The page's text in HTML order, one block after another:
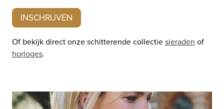
INSCHRIJVEN
Of bekijk direct onze schitterende collectiesieraden of
horloges.